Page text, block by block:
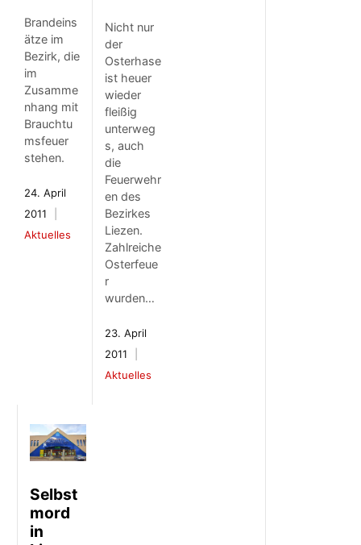
Brandeins
ätze im
Bezirk, die
im
Zusamme
nhang mit
Brauchtu
msfeuer
stehen.
24. April
2011
Aktuelles
Nicht nur
der
Osterhase
ist heuer
wieder
fleißig
unterweg
s, auch
die
Feuerwehr
en des
Bezirkes
Liezen.
Zahlreiche
Osterfeue
r
wurden…
23. April
2011
Aktuelles
Selbst
mord
in